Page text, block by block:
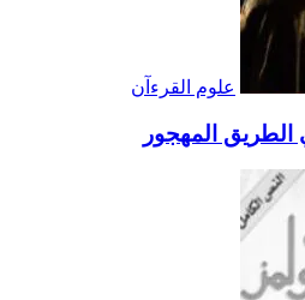
علوم القرءآن
الطريق المهجور